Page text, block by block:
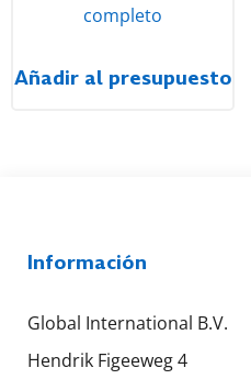
completo
Añadir al presupuesto
Información
Global International B.V.
Hendrik Figeeweg 4